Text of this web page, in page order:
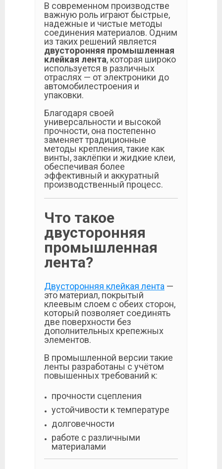
В современном производстве
важную роль играют быстрые,
надежные и чистые методы
соединения материалов. Одним
из таких решений является
двусторонняя промышленная
клейкая лента, которая широко
используется в различных
отраслях — от электроники до
автомобилестроения и
упаковки.
Благодаря своей
универсальности и высокой
прочности, она постепенно
заменяет традиционные
методы крепления, такие как
винты, заклёпки и жидкие клеи,
обеспечивая более
эффективный и аккуратный
производственный процесс.
Что такое
двусторонняя
промышленная
лента?
Двусторонняя клейкая лента —
это материал, покрытый
клеевым слоем с обеих сторон,
который позволяет соединять
две поверхности без
дополнительных крепежных
элементов.
В промышленной версии такие
ленты разработаны с учётом
повышенных требований к:
прочности сцепления
устойчивости к температуре
долговечности
работе с различными
материалами